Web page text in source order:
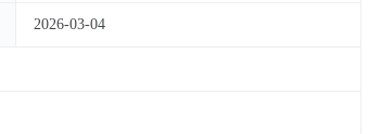
2026-03-04